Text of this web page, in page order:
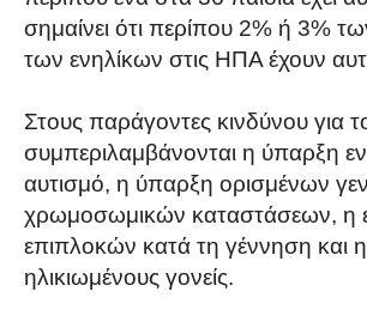
σημαίνει ότι περίπου 2% ή 3%
των ενηλίκων στις ΗΠΑ έχουν
Στους παράγοντες κινδύνου για
συμπεριλαμβάνονται η ύπαρξη
αυτισμό, η ύπαρξη ορισμένων
χρωμοσωμικών καταστάσεων, η
επιπλοκών κατά τη γέννηση και
ηλικιωμένους γονείς.